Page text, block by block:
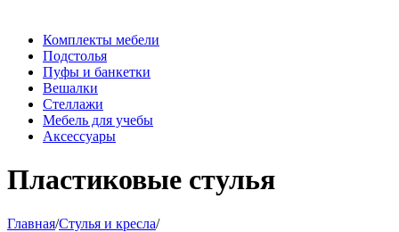
Комплекты мебели
Подстолья
Пуфы и банкетки
Вешалки
Стеллажи
Мебель для учебы
Аксессуары
Пластиковые стулья
Главная/Стулья и кресла/